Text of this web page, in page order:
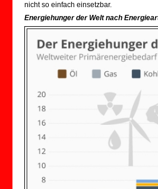
nicht so einfach einsetzbar.
Energiehunger der Welt nach